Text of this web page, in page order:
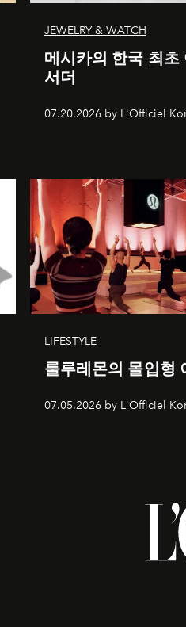
JEWELRY & WATCH
메시카의 한국 최초
서더
07.20.2026 by L'Officiel
LIFESTYLE
룰루레몬의 몰입형
07.05.2026 by L'Officiel